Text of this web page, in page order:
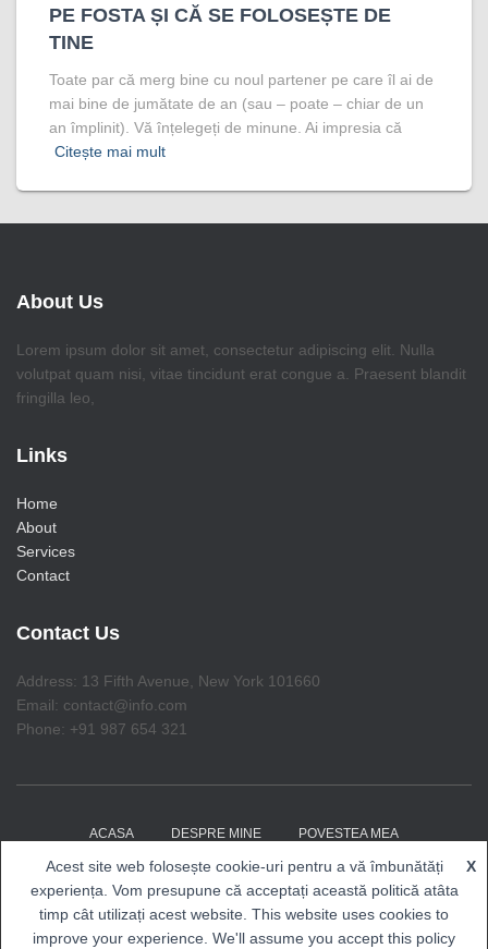
PE FOSTA ȘI CĂ SE FOLOSEȘTE DE
TINE
Toate par că merg bine cu noul partener pe care îl ai de
mai bine de jumătate de an (sau – poate – chiar de un
an împlinit). Vă înțelegeți de minune. Ai impresia că
Citește mai mult
About Us
Lorem ipsum dolor sit amet, consectetur adipiscing elit. Nulla
volutpat quam nisi, vitae tincidunt erat congue a. Praesent blandit
fringilla leo,
Links
Home
About
Services
Contact
Contact Us
Address: 13 Fifth Avenue, New York 101660
Email: contact@info.com
Phone: +91 987 654 321
ACASA DESPRE MINE POVESTEA MEA
COACHING CU RENALDO EVENIMENTE BLOG
Hestia | Proiectată deThemeIsle
Acest site web folosește cookie-uri pentru a vă îmbunătăți
experiența. Vom presupune că acceptați această politică atâta
timp cât utilizați acest website. This website uses cookies to
improve your experience. We'll assume you accept this policy
X